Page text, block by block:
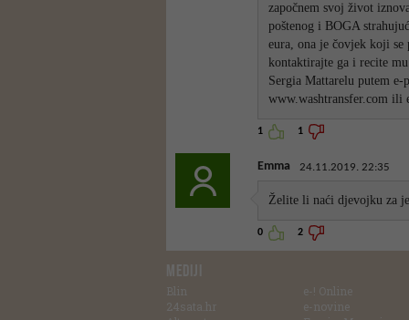
započnem svoj život
poštenog i BOGA
eura, ona je čovjek koji
kontaktirajte ga i recite
Sergia Mattarelu putem
www.washtransfer.com ili
1 1
Emma 24.11.2019. 22:35
Želite li naći djevojku za
0 2
MEDIJI
Blin
24sata.hr
e-! Online
e-novine